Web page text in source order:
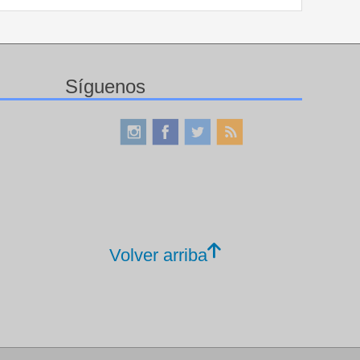
Síguenos
Volver arriba